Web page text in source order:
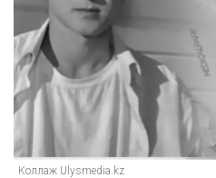
Коллаж Ulysmedia.kz